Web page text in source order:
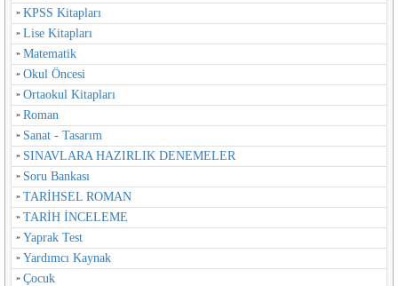
KPSS Kitapları
Lise Kitapları
Matematik
Okul Öncesi
Ortaokul Kitapları
Roman
Sanat - Tasarım
SINAVLARA HAZIRLIK DENEMELER
Soru Bankası
TARİHSEL ROMAN
TARİH İNCELEME
Yaprak Test
Yardımcı Kaynak
Çocuk